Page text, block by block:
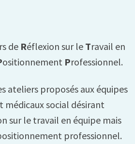
de Réflexion sur le Travail en
ositionnement Professionnel.
ateliers proposés aux équipes
médicaux social désirant
sur le travail en équipe mais
professionnel.